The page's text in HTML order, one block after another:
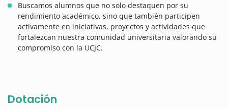
Buscamos alumnos que no solo destaquen por su
rendimiento académico, sino que también participen
activamente en iniciativas, proyectos y actividades que
fortalezcan nuestra comunidad universitaria valorando su
compromiso con la UCJC.
Dotación